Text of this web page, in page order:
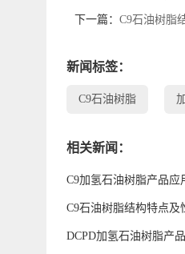
下一篇： C9石油树脂
新闻标签：
C9石油树脂
相关新闻：
C9加氢石油树脂产品应
C9石油树脂结构特点及
DCPD加氢石油树脂产